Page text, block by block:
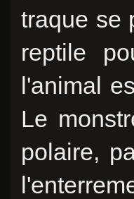
traque se
reptile
l'animal
Le
polaire,